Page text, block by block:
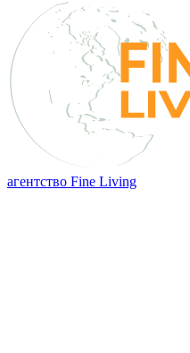
агентство Fine Living